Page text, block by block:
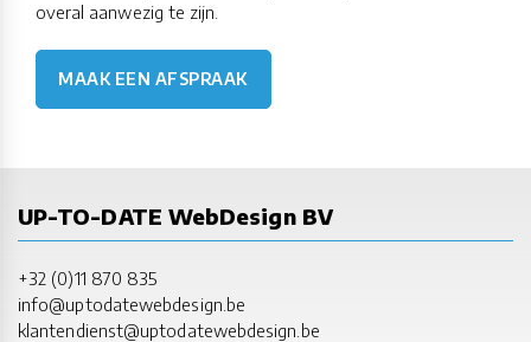
overal aanwezig te zijn.
MAAK EEN AFSPRAAK
UP-TO-DATE WebDesign BV
+32 (0)11 870 835
info@uptodatewebdesign.be
klantendienst@uptodatewebdesign.be